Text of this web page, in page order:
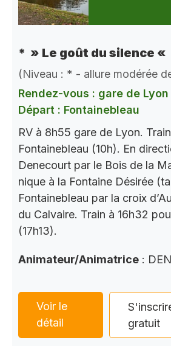
* » Le goût du silence «
(Niveau : * - allure modérée
Rendez-vous : gare de Lyon
Départ : Fontainebleau
RV à 8h55 gare de Lyon.
Fontainebleau (10h). En
Denecourt par le Bois de la
nique à la Fontaine Désirée
Fontainebleau par la croix
du Calvaire. Train à 16h32
(17h13).
Animateur/Animatrice :
Voir le
détail
gratuit